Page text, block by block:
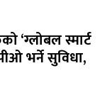
‘ग्लोबल स्मार्ट
भर्ने सुविधा,